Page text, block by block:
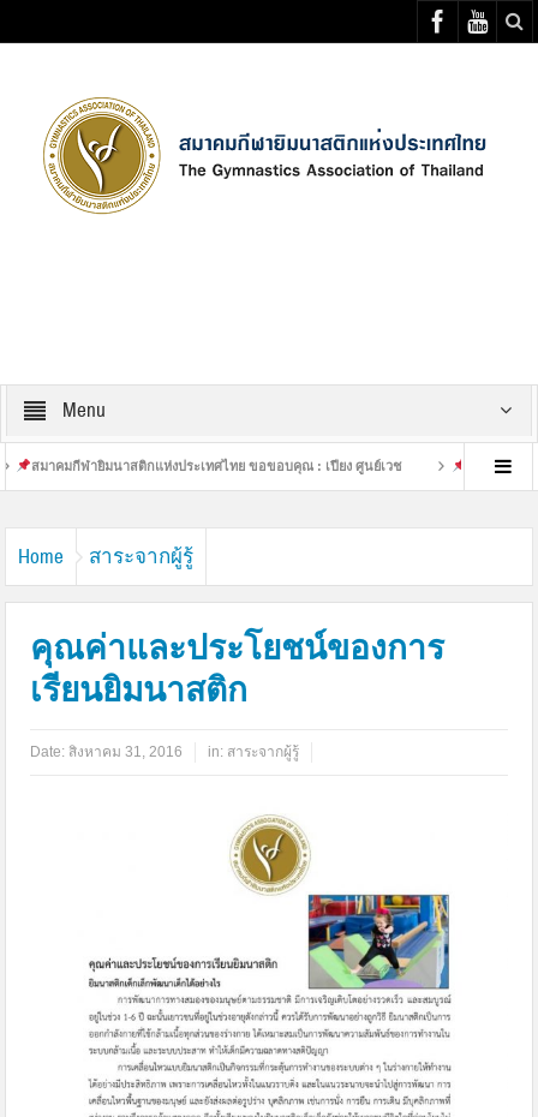
Menu
คมกีฬายิมนาสติกแห่งประเทศไทย ขอขอบคุณ : เปียง ศูนย์เวช เสร็จสิ้นการฝึกซ้อ
Home สาระจากผู้รู้
คุณค่าและประโยชน์ของการ
เรียนยิมนาสติก
Date:สิงหาคม 31, 2016 in: สาระจากผู้รู้